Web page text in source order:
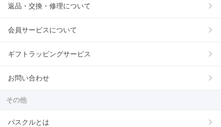
返品・交換・修理について
会員サービスについて
ギフトラッピングサービス
お問い合わせ
その他
パスクルとは